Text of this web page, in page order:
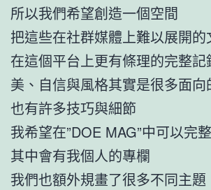
所以我們希望創造一個空間
把這些在社群媒體上難以展開的
在這個平台上更有條理的完整記
美、自信與風格其實是很多面向
也有許多技巧與細節
我希望在”DOE MAG”中可以完
其中會有我個人的專欄
我們也額外規畫了很多不同主題